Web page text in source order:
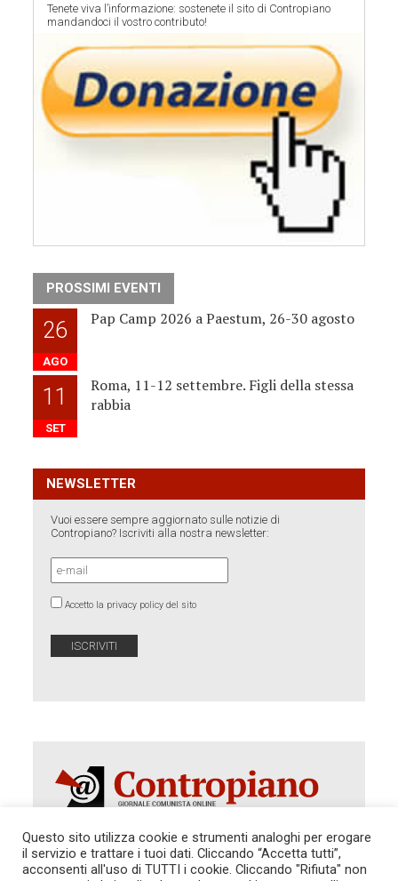
Tenete viva l’informazione: sostenete il sito di Contropiano
mandandoci il vostro contributo!
PROSSIMI EVENTI
26
AGO
Pap Camp 2026 a Paestum, 26-30 agosto
11
SET
Roma, 11-12 settembre. Figli della stessa
rabbia
NEWSLETTER
Vuoi essere sempre aggiornato sulle notizie di
Contropiano? Iscriviti alla nostra newsletter:
Accetto la privacy policy del sito
Autorizzazione del Tribunale di Roma 286 del 31
Questo sito utilizza cookie e strumenti analoghi per erogare
il servizio e trattare i tuoi dati. Cliccando “Accetta tutti”,
acconsenti all'uso di TUTTI i cookie. Cliccando "Rifiuta" non